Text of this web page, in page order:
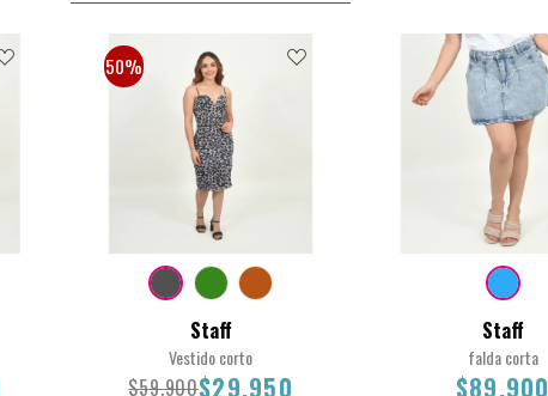
50%
Staff
Vestido corto
$59.900$29.950
Staff
falda corta
$89.900